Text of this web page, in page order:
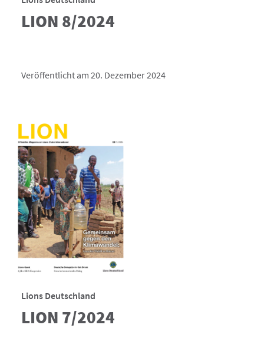
LION 8/2024
Veröffentlicht am 20. Dezember 2024
Lions Deutschland
LION 7/2024